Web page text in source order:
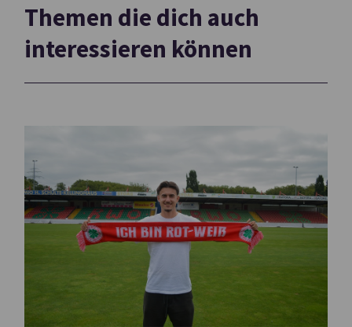
Themen die dich auch
interessieren können